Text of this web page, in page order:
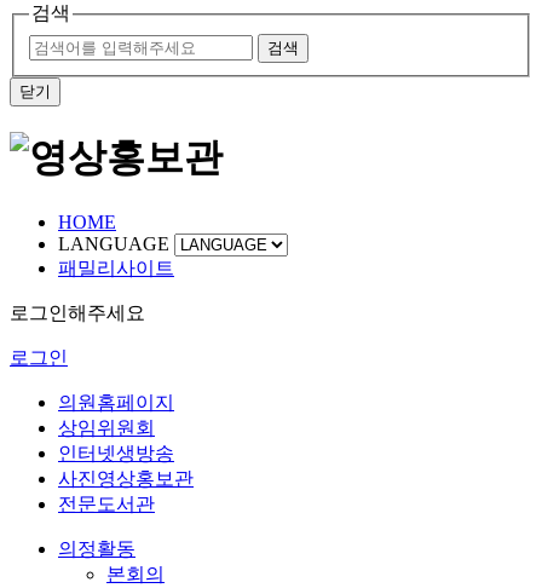
검색
검색
닫기
HOME
LANGUAGE
패밀리사이트
로그인해주세요
로그인
의원홈페이지
상임위원회
인터넷생방송
사진영상홍보관
전문도서관
의정활동
본회의